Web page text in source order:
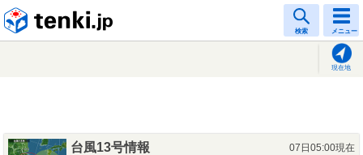
検索 メニュー
現在地
台風13号情報
07日05:00現在